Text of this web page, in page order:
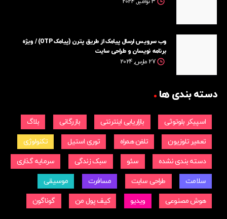
وب سرويس ارسال پيامک از طريق پترن (پیامک OTP) / ویژه
برنامه نویسان و طراحی سایت
27 مارس, 2024
دسته بندی ها
اسپیکر بلوتوثی بازاریابی اینترنتی بازرگانی بلاگ
تعمیر تلوزیون تلفن همراه توری استیل تکنولوژی
دسته بندی نشده سئو سبک زندگی سرمایه گذاری
سلامت طراحی سایت مسافرت موسیقی
هوش مصنوعی ویدیو کیف پول من گوناگون